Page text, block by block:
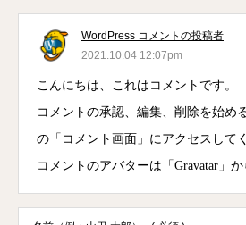
WordPress コメントの投稿者
2021.10.04 12:07pm
こんにちは、これはコメントです。
コメントの承認、編集、削除を始め
の「コメント画面」にアクセスして
コメントのアバターは「 Gravatar 」